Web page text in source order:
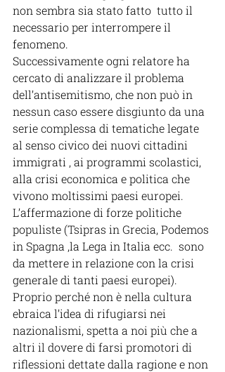
non sembra sia stato fatto  tutto il
necessario per interrompere il
fenomeno.
Successivamente ogni relatore ha
cercato di analizzare il problema
dell’antisemitismo, che non può in
nessun caso essere disgiunto da una
serie complessa di tematiche legate
al senso civico dei nuovi cittadini
immigrati , ai programmi scolastici,
alla crisi economica e politica che
vivono moltissimi paesi europei.
L’affermazione di forze politiche
populiste (Tsipras in Grecia, Podemos
in Spagna ,la Lega in Italia ecc.  sono
da mettere in relazione con la crisi
generale di tanti paesi europei).
Proprio perché non è nella cultura
ebraica l’idea di rifugiarsi nei
nazionalismi, spetta a noi più che a
altri il dovere di farsi promotori di
riflessioni dettate dalla ragione e non